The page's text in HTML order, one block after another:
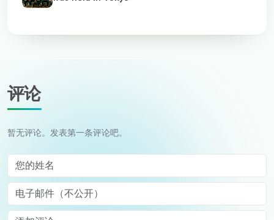
评论
暂无评论。发表第一条评论吧。
您的姓名
电子邮件（不公开）
Comment